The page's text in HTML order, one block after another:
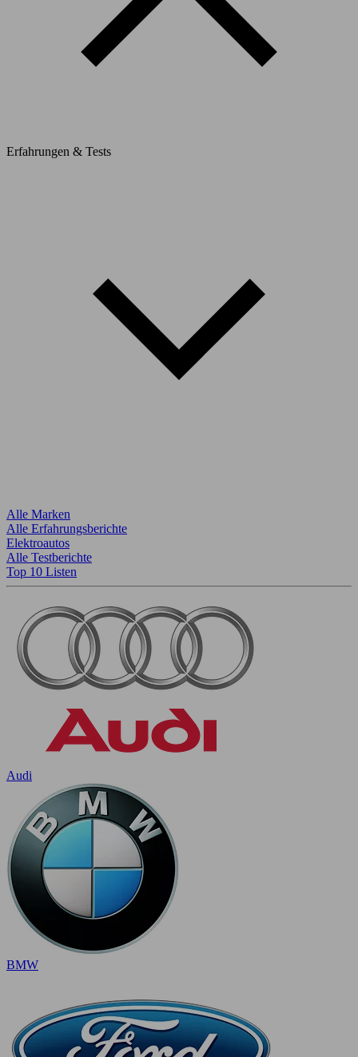
Erfahrungen & Tests
Alle Marken
Alle Erfahrungsberichte
Elektroautos
Alle Testberichte
Top 10 Listen
Audi
BMW